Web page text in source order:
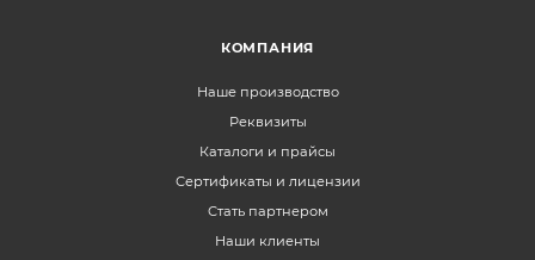
КОМПАНИЯ
Наше производство
Реквизиты
Каталоги и прайсы
Сертификаты и лицензии
Стать партнером
Наши клиенты